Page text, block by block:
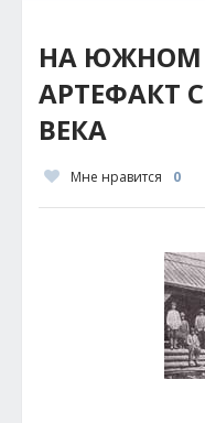
НА ЮЖНОМ
АРТЕФАКТ
ВЕКА
Мне нравится 0